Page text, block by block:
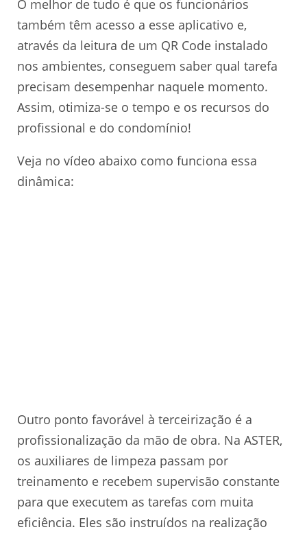
O melhor de tudo é que os funcionários
também têm acesso a esse aplicativo e,
através da leitura de um QR Code instalado
nos ambientes, conseguem saber qual tarefa
precisam desempenhar naquele momento.
Assim, otimiza-se o tempo e os recursos do
profissional e do condomínio!
Veja no vídeo abaixo como funciona essa
dinâmica:
Outro ponto favorável à terceirização é a
profissionalização da mão de obra. Na ASTER,
os auxiliares de limpeza passam por
treinamento e recebem supervisão constante
para que executem as tarefas com muita
eficiência. Eles são instruídos na realização